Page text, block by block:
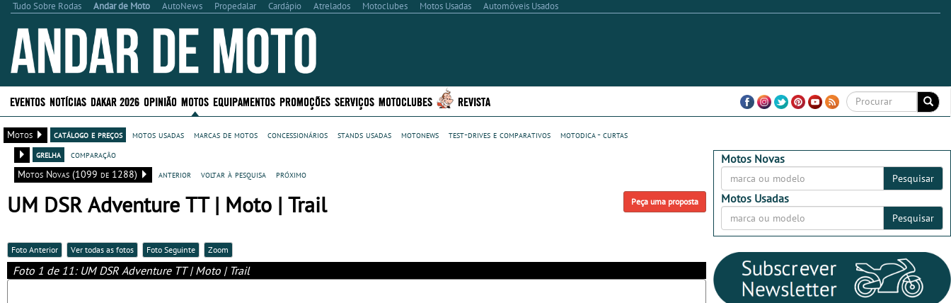
Tudo Sobre Rodas Andar de Moto AutoNews Propedalar Cardápio Atrelados Motoclubes Motos Usadas Automóveis Usados
EVENTOS NOTÍCIAS DAKAR 2026 OPINIÃO MOTOS EQUIPAMENTOS PROMOÇÕES SERVIÇOS MOTOCLUBES REVISTA
Motos catálogo e preços motos usadas marcas de motos concessionários stands usadas motonews test-drives e comparativos
motodica - curtas
grelha
comparação
Motos Novas (1099 de 1288)
anterior voltar à pesquisa próximo
Peça uma proposta
UM DSR Adventure TT | Moto | Trail
Foto Anterior Ver todas as fotos Foto Seguinte Zoom
Foto 1 de 11: UM DSR Adventure TT | Moto | Trail
Motos Novas
Pesquisar
Motos Usadas
Pesquisar